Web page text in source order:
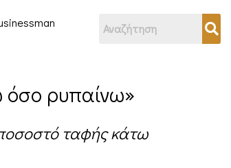
όσο ρυπαίνω»
ταφής κάτω